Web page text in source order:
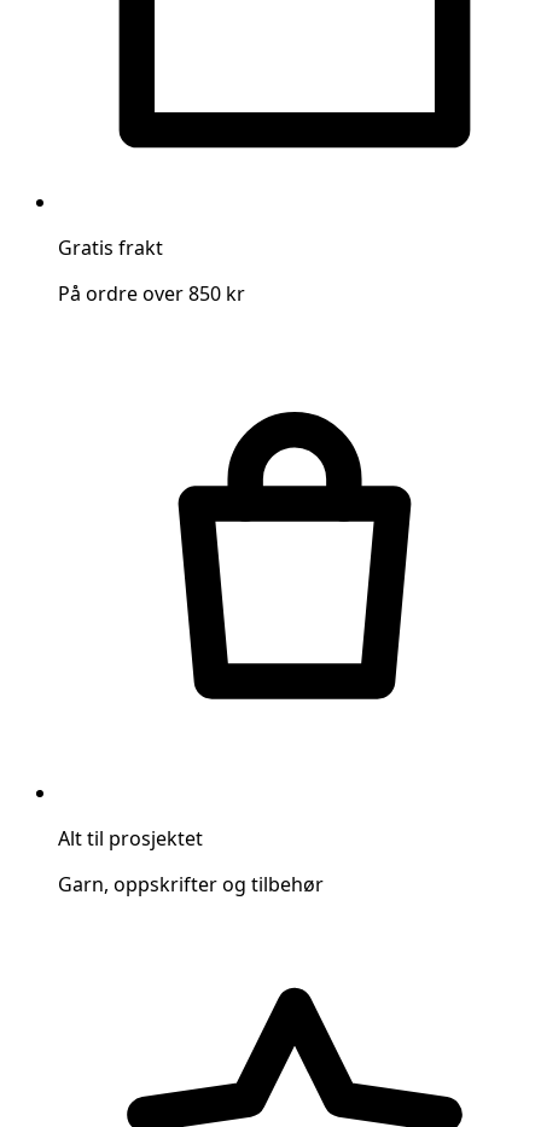
Gratis frakt
På ordre over 850 kr
Alt til prosjektet
Garn, oppskrifter og tilbehør